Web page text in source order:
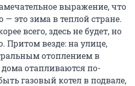
выражение, что
— это зима в теплой стране.
всего, здесь не будет, но
Притом везде: на улице,
отоплением в
отапливаются по-
газовый котел в подвале,